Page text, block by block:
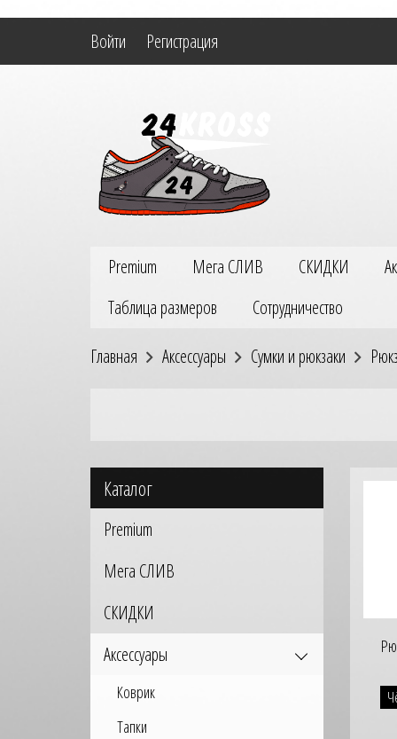
Войти Регистрация
Premium Мега СЛИВ СКИДКИ
Таблица размеров
Сотрудничество
Главная Аксессуары Сумки и рюкзаки
Каталог
Premium
Мега СЛИВ
СКИДКИ
Аксессуары
Коврик
Тапки